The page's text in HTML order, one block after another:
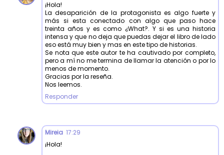
¡Hola!
La desaparición de la protagonista es algo fuerte y
más si esta conectado con algo que paso hace
treinta años y es como ¿What?. Y si es una historia
intensa y que no deja que puedas dejar el libro de lado
eso está muy bien y mas en este tipo de historias.
Se nota que este autor te ha cautivado por completo,
pero a mí no me termina de llamar la atención o por lo
menos de momento.
Gracias por la reseña.
Nos leemos.
Responder
Mireia 17:29
¡Hola!